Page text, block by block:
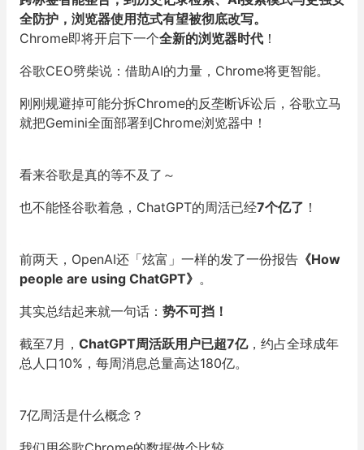
全防护，浏览器使用范式有望被彻底改写。
Chrome即将开启下一个全新的浏览器时代 ！
谷歌CEO劈柴说：借助AI的力量，Chrome将更智能。
刚刚规避掉可能分拆Chrome的反垄断诉讼后，谷歌立马
就把Gemini全面部署到Chrome浏览器中！
看来谷歌是真的等不及了～
也不能怪谷歌着急，ChatGPT的周活已经7个亿了 ！
前两天，OpenAI还「炫富」一样的发了一份报告 《How
people are using ChatGPT》 。
其实总结起来就一句话： 势不可挡！
截至7月， ChatGPT周活跃用户已超7亿，约占全球成年
总人口10%，每周消息总量高达180亿。
7亿周活是什么概念？